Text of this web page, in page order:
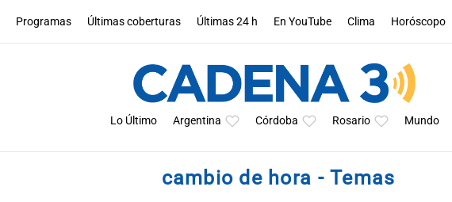
Programas Últimas coberturas Últimas 24 h En YouTube Clima Horóscopo
Lo Último Argentina Córdoba Rosario Mundo
cambio de hora - Temas